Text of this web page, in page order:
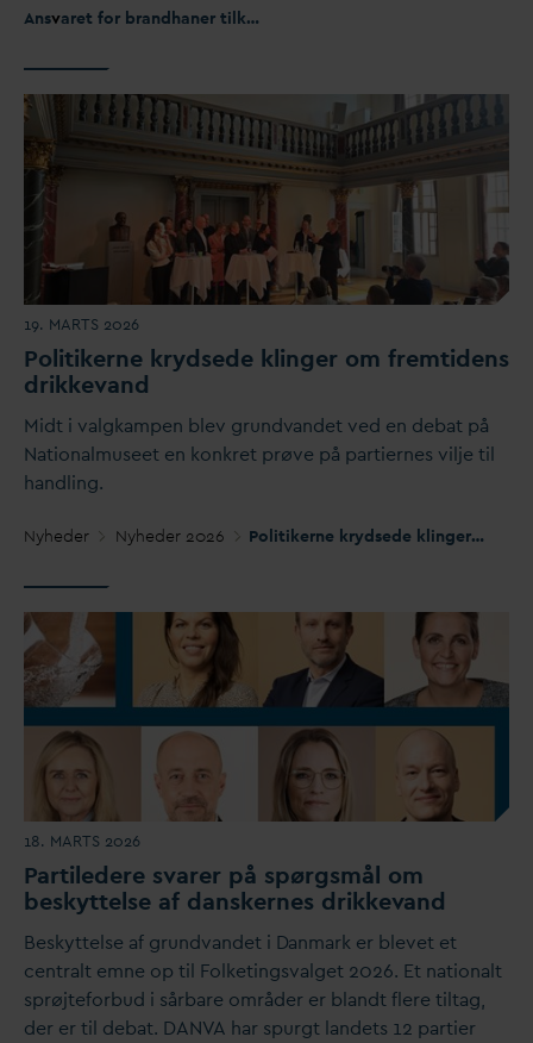
Ansvaret for brandhaner tilkoblet
19. MARTS 2026
Politikerne krydsede klinger om fremtidens
drikkevand
Midt i valgkampen blev grundvandet ved en debat på
Nationalmuseet en konkret prøve på partiernes vilje til
handling.
Nyheder Nyheder 2026 Politikerne krydsede klinger om fremtidens drikke
18. MARTS 2026
Partiledere svarer på spørgsmål om
beskyttelse af danskernes drikkevand
Beskyttelse af grundvandet i Danmark er blevet et
centralt emne op til Folketingsvalget 2026. Et nationalt
sprøjteforbud i sårbare områder er blandt flere tiltag,
der er til debat. DANVA har spurgt landets 12 partier